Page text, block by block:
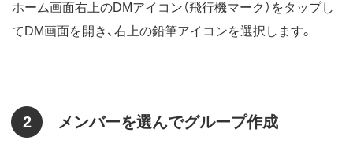
ホーム画面右上のDMアイコン（飛行機マーク）をタップし
てDM画面を開き、右上の鉛筆アイコンを選択します。
2 メンバーを選んでグループ作成